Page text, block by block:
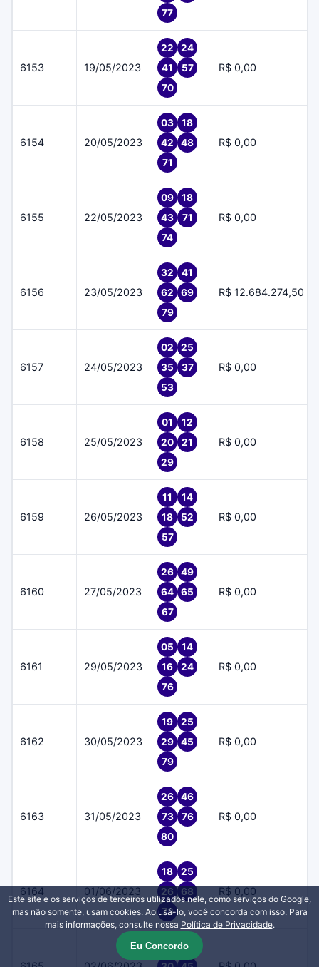
77
6153 19/05/2023
22
24
41
57
70
R$ 0,00
6154 20/05/2023
03
18
42
48
71
R$ 0,00
6155 22/05/2023
09
18
43
71
74
R$ 0,00
6156 23/05/2023
32
41
62
69
79
R$ 12.684.274,50
6157 24/05/2023
02
25
35
37
53
R$ 0,00
6158 25/05/2023
01
12
20
21
29
R$ 0,00
6159 26/05/2023
11
14
18
52
57
R$ 0,00
6160 27/05/2023
26
49
64
65
67
R$ 0,00
6161 29/05/2023
05
14
16
24
76
R$ 0,00
6162 30/05/2023
19
25
29
45
79
R$ 0,00
6163 31/05/2023
26
46
73
76
80
R$ 0,00
6164 01/06/2023
18
25
26
68
73
R$ 0,00
16
22
Este site e os serviços de terceiros utilizados nele, como serviços do Google,
mas não somente, usam cookies. Ao usá-lo, você concorda com isso. Para
mais informações, consulte nossa Política de Privacidade.
Eu Concordo